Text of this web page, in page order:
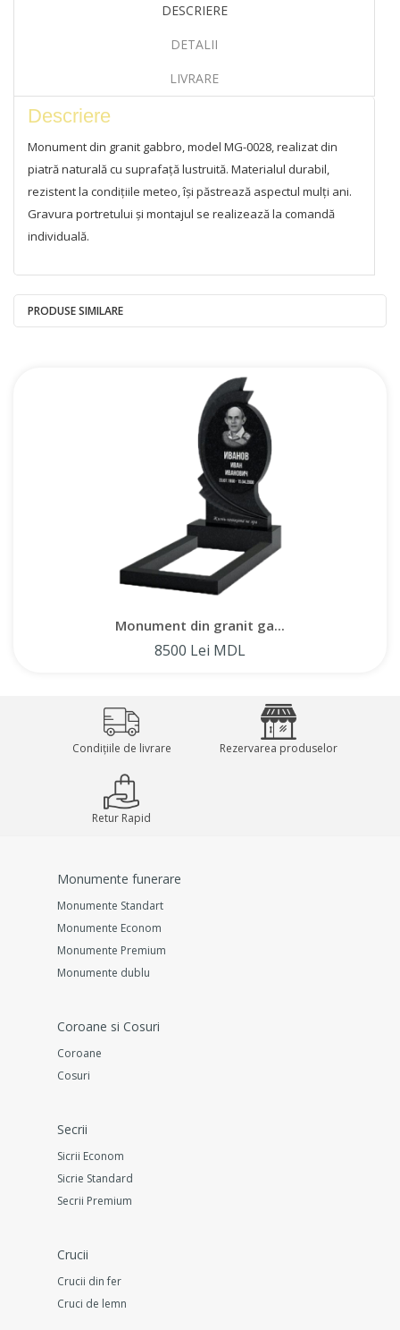
DESCRIERE
DETALII
LIVRARE
Descriere
Monument din granit gabbro, model MG-0028, realizat din
piatră naturală cu suprafață lustruită. Materialul durabil,
rezistent la condițiile meteo, își păstrează aspectul mulți ani.
Gravura portretului și montajul se realizează la comandă
individuală.
PRODUSE SIMILARE
Monument din granit ga...
8500 Lei MDL
Condițiile de livrare Rezervarea produselor
Retur Rapid
Monumente funerare
Monumente Standart
Monumente Econom
Monumente Premium
Monumente dublu
Coroane si Cosuri
Coroane
Cosuri
Secrii
Sicrii Econom
Sicrie Standard
Secrii Premium
Crucii
Crucii din fer
Cruci de lemn